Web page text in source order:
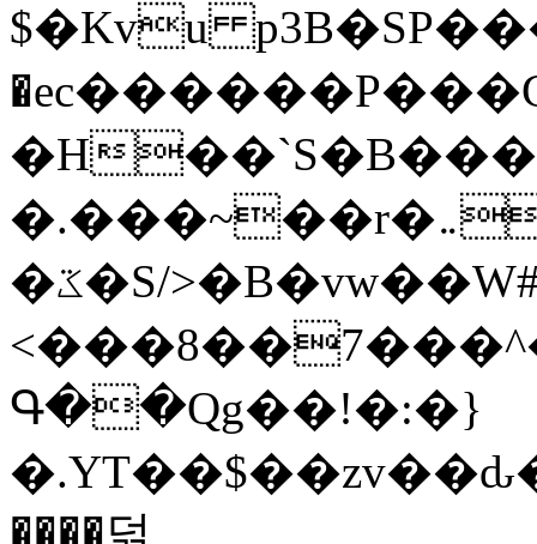
$�Kvu
�H
�.���~��r�޼�}�܅�mؕWu���K}
�ػ�S/>�B�vw��W#�I��*]\W��)Ħ�1��fC}
Գ��Qg��!�:�}
����덝